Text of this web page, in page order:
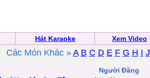
Hát Karaoke Xem Video
Các Món Khác » A B C D E F G H I J
Người Đăng